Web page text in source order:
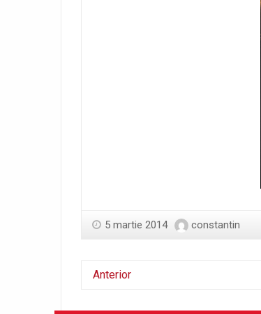
5 martie 2014 constantin
Anterior